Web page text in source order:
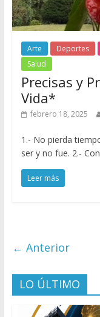
Arte Deportes
Salud
Precisas y
Vida*
febrero 18, 2025
1.- No pierda
ser y no fue. 2.-
Leer más
← Anterior
LO ÚLTIMO